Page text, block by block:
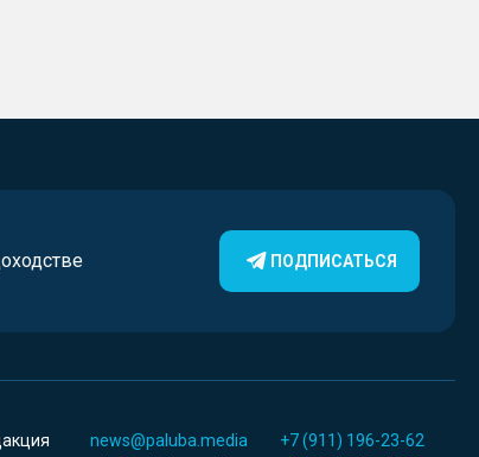
ПОДПИСАТЬСЯ
news@paluba.media
+7 (911) 196-23-62